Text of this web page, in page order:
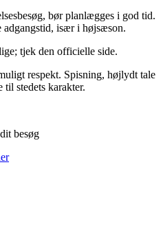
bør planlægges i god tid.
adgangstid, især i højsæson.
tjek den officielle side.
respekt. Spisning, højlydt tale
til stedets karakter.
besøg